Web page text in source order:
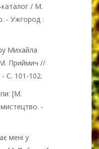
/ М.
- Ужгород :
Михайла
Приймич //
С. 101-102.
[М.
-
мені у